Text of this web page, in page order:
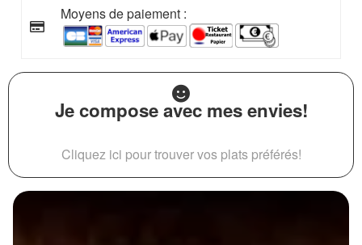
Moyens de paiement :
Je compose avec mes envies!
Cliquez ici pour trouver vos plats préférés!